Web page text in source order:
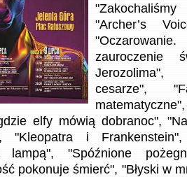
"Archer’s
zauroczenie
cesarze",
elfy mówią dobranoc",
"Kleopatra i
lampą", "Spóźnione
pokonuje śmierć", "Błyski w